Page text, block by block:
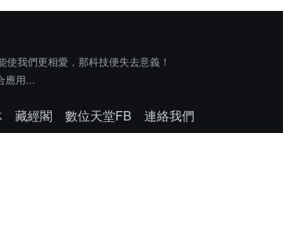
我們更相愛，那科技便失去意義！
應用...
藏經閣 數位天堂FB
連絡我們